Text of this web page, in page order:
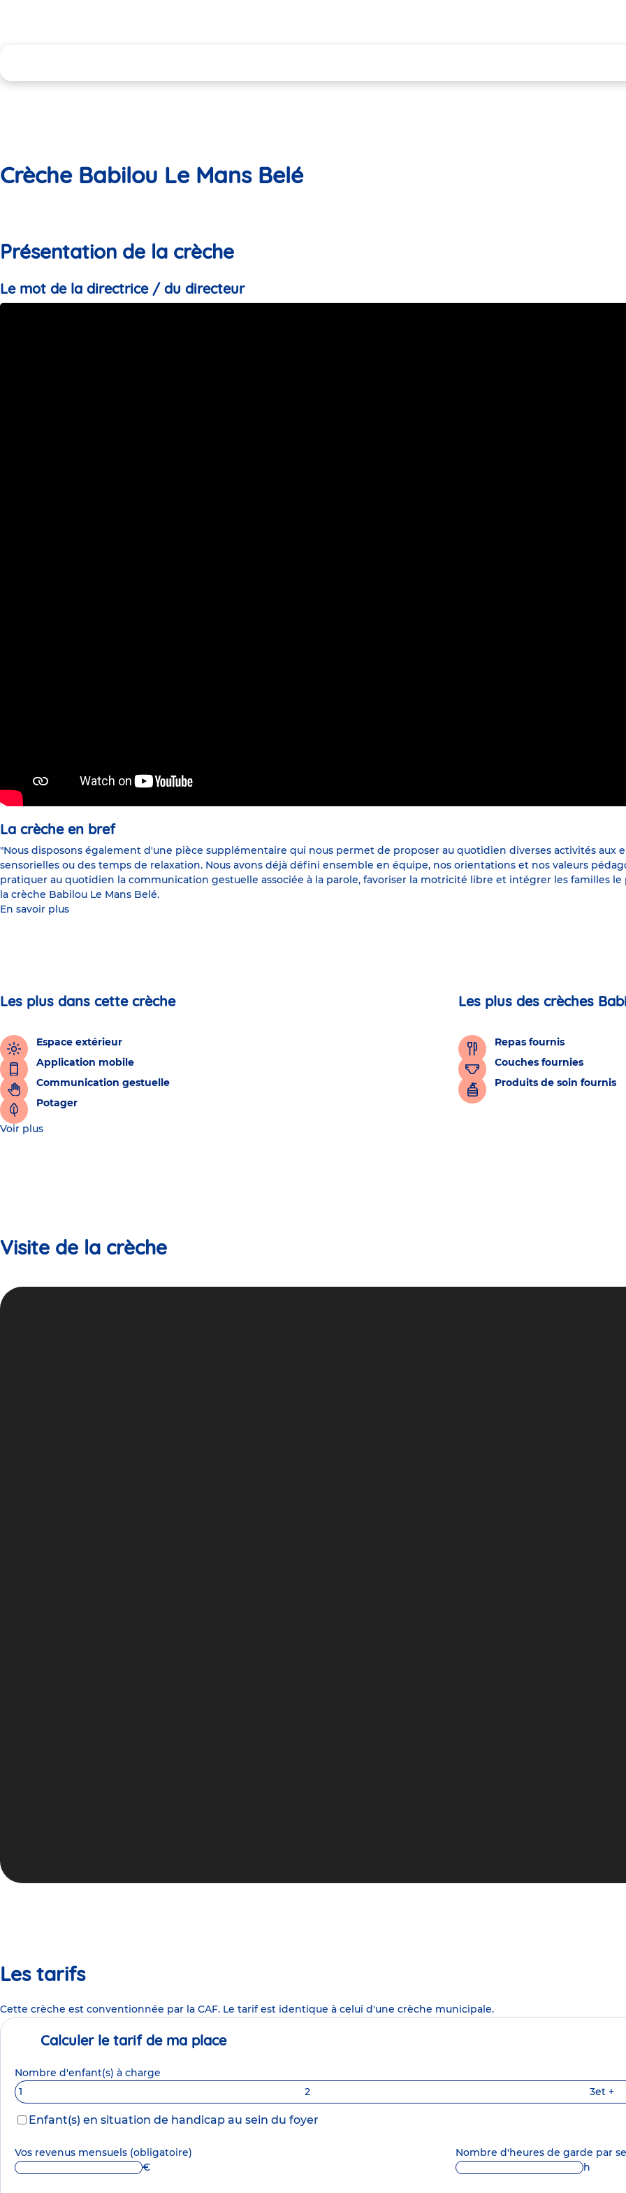
Crèche Babilou Le Mans Belé
Présentation de la crèche
Le mot de la directrice / du directeur
La crèche en bref
"Nous disposons également d'une pièce supplémentaire qui nous permet de proposer au quotidien diverses activités aux
sensorielles ou des temps de relaxation. Nous avons déjà défini ensemble en équipe, nos orientations et nos valeurs
pratiquer au quotidien la communication gestuelle associée à la parole, favoriser la motricité libre et intégrer les familles le
la crèche Babilou Le Mans Belé.
En savoir plus
Les plus dans cette crèche
Espace extérieur
Application mobile
Communication gestuelle
Potager
Les plus des crèches
Repas fournis
Couches fournies
Produits de soin fournis
Voir plus
Visite de la crèche
Les tarifs
Cette crèche est conventionnée par la CAF. Le tarif est identique à celui d'une crèche municipale.
Calculer le tarif de ma place
Nombre d'enfant(s) à charge
1
2 3et +
Enfant(s) en situation de handicap au sein du foyer
Vos revenus mensuels (obligatoire)
€
Nombre d'heures de garde par
h